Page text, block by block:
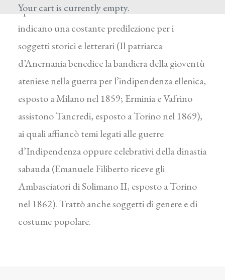
Your cart is currently empty.
opere inviate alle mostre milanesi e torinesi
indicano una costante predilezione per i
soggetti storici e letterari (Il patriarca
d’Anernania benedice la bandiera della gioventù
ateniese nella guerra per l’indipendenza ellenica,
esposto a Milano nel 1859; Erminia e Vafrino
assistono Tancredi, esposto a Torino nel 1869),
ai quali affiancò temi legati alle guerre
d’Indipendenza oppure celebrativi della dinastia
sabauda (Emanuele Filiberto riceve gli
Ambasciatori di Solimano II, esposto a Torino
nel 1862). Trattò anche soggetti di genere e di
costume popolare.